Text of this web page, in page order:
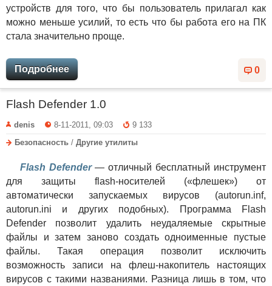
устройств для того, что бы пользователь прилагал как
можно меньше усилий, то есть что бы работа его на ПК
стала значительно проще.
0
Подробнее
Flash Defender 1.0
denis 8-11-2011, 09:03
9 133
Безопасность / Другие утилиты
Flash Defender— отличный бесплатный инструмент
для защиты flash-носителей («флешек») от
автоматически запускаемых вирусов (autorun.inf,
autorun.ini и других подобных). Программа Flash
Defender позволит удалить неудаляемые скрытные
файлы и затем заново создать одноименные пустые
файлы. Такая операция позволит исключить
возможность записи на флеш-накопитель настоящих
вирусов с такими названиями. Разница лишь в том, что